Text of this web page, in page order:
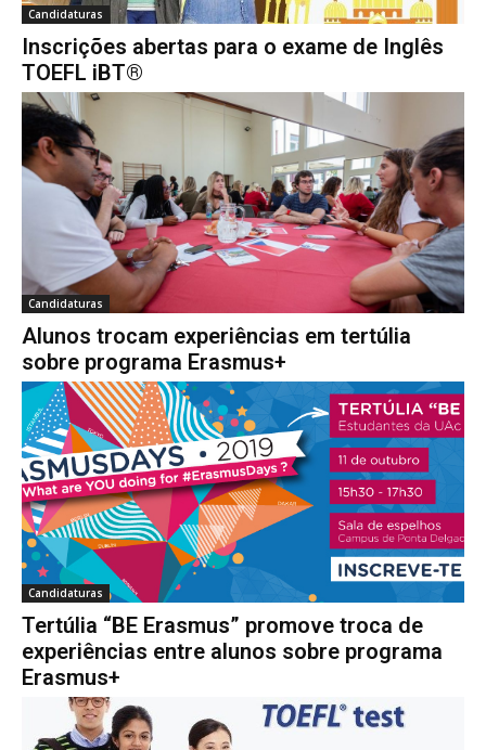
Candidaturas
Inscrições abertas para o exame de Inglês
TOEFL iBT®
Candidaturas
Alunos trocam experiências em tertúlia
sobre programa Erasmus+
Candidaturas
Tertúlia “BE Erasmus” promove troca de
experiências entre alunos sobre programa
Erasmus+